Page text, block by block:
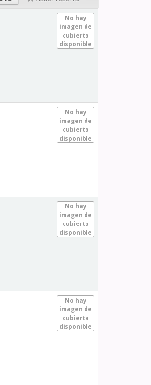
No hay
imagen de
cubierta
disponible
No hay
imagen de
cubierta
disponible
No hay
imagen de
cubierta
disponible
No hay
imagen de
cubierta
disponible